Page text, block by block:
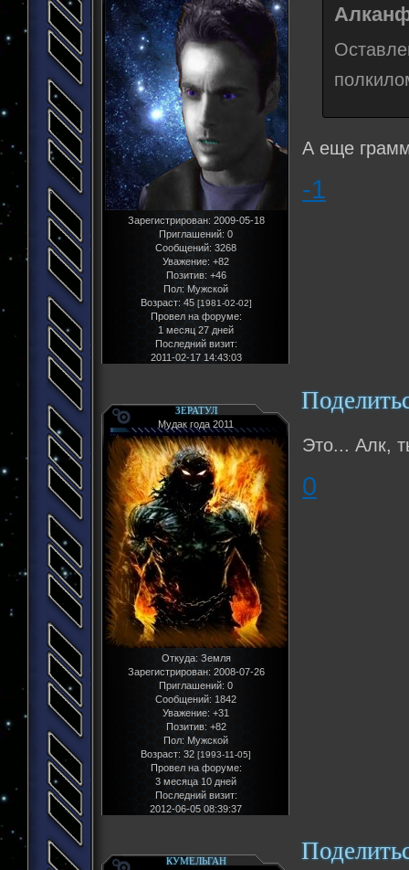
Зарегистрирован: 2009-05-18
Приглашений: 0
Сообщений: 3268
Уважение: +82
Позитив: +46
Пол:Мужской
Возраст: 45 [1981-02-02]
Провел на форуме:
1 месяц 27 дней
Последний визит:
2011-02-17 14:43:03
А еще
-1
ЗЕРАТУЛ
Мудак года 2011
Откуда: Земля
Зарегистрирован: 2008-07-26
Приглашений: 0
Сообщений: 1842
Уважение: +31
Позитив: +82
Пол: Мужской
Возраст: 32 [1993-11-05]
Провел на форуме:
3 месяца 10 дней
Последний визит:
2012-06-05 08:39:37
Это... Алк,
0
КУМЕЛЬГАН